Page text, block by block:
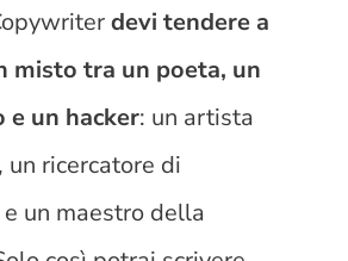
devi tendere a
misto tra un poeta, un
e un hacker: un artista
ricercatore di
un maestro della